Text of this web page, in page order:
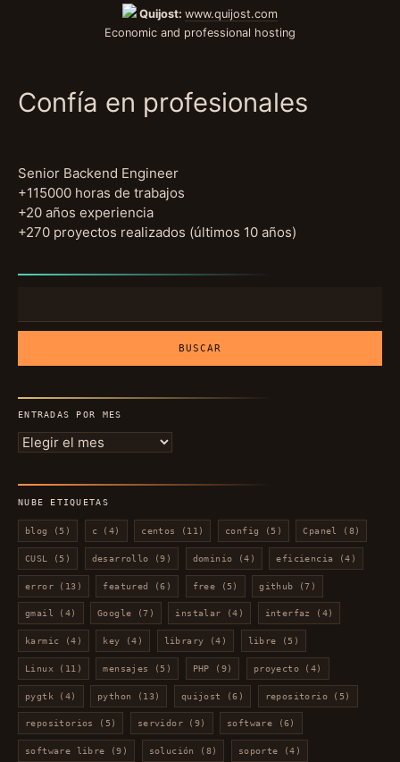
Quijost: www.quijost.com
Economic and professional hosting
Confía en profesionales
Senior Backend Engineer
+115000 horas de trabajos
+20 años experiencia
+270 proyectos realizados (últimos 10 años)
ENTRADAS POR MES
Entradas
mes
NUBE ETIQUETAS
blog (5) c (4) centos (11) config (5) Cpanel (8)
CUSL (5) desarrollo (9) dominio (4) eficiencia (4)
error(13) featured (6) free (5) github (7)
gmail (4) Google (7) instalar (4) interfaz (4)
karmic (4) key (4) library (4) libre (5)
Linux (11) mensajes (5) PHP (9) proyecto (4)
pygtk (4) python (13) quijost (6) repositorio (5)
repositorios (5) servidor(9) software (6)
software libre (9) solución (8) soporte (4)